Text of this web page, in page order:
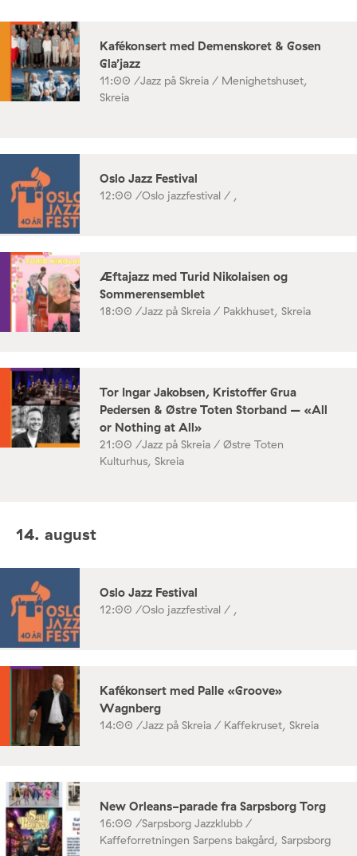
Kafékonsert med Demenskoret & Gosen
Gla’jazz
11:00 /Jazz på Skreia / Menighetshuset,
Skreia
Oslo Jazz Festival
12:00 /Oslo jazzfestival / ,
Æftajazz med Turid Nikolaisen og
Sommerensemblet
18:00 /Jazz på Skreia / Pakkhuset, Skreia
Tor Ingar Jakobsen, Kristoffer Grua
Pedersen & Østre Toten Storband – «All
or Nothing at All»
21:00 /Jazz på Skreia / Østre Toten
Kulturhus, Skreia
14. august
Oslo Jazz Festival
12:00 /Oslo jazzfestival / ,
Kafékonsert med Palle «Groove»
Wagnberg
14:00 /Jazz på Skreia / Kaffekruset, Skreia
New Orleans-parade fra Sarpsborg Torg
16:00 /Sarpsborg Jazzklubb /
Kaffeforretningen Sarpens bakgård, Sarpsborg